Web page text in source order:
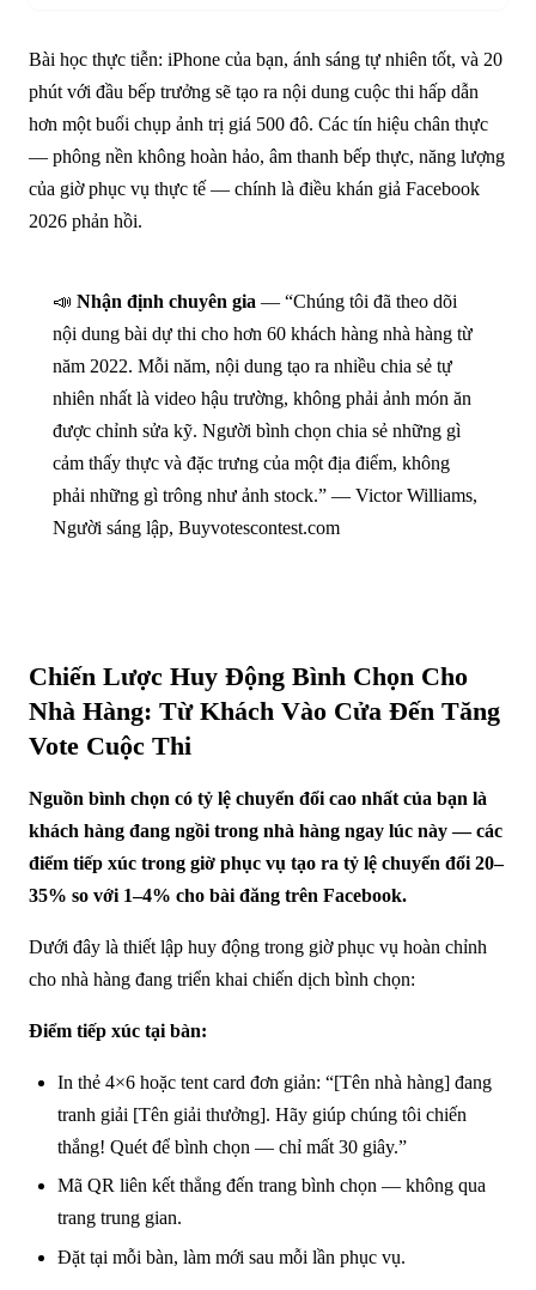
Bài học thực tiễn: iPhone của bạn, ánh sáng tự nhiên tốt, và 20
phút với đầu bếp trưởng sẽ tạo ra nội dung cuộc thi hấp dẫn
hơn một buổi chụp ảnh trị giá 500 đô. Các tín hiệu chân thực
— phông nền không hoàn hảo, âm thanh bếp thực, năng lượng
của giờ phục vụ thực tế — chính là điều khán giả Facebook
2026 phản hồi.
📣 Nhận định chuyên gia — “Chúng tôi đã theo dõi
nội dung bài dự thi cho hơn 60 khách hàng nhà hàng từ
năm 2022. Mỗi năm, nội dung tạo ra nhiều chia sẻ tự
nhiên nhất là video hậu trường, không phải ảnh món ăn
được chỉnh sửa kỹ. Người bình chọn chia sẻ những gì
cảm thấy thực và đặc trưng của một địa điểm, không
phải những gì trông như ảnh stock.” — Victor Williams,
Người sáng lập, Buyvotescontest.com
Chiến Lược Huy Động Bình Chọn Cho
Nhà Hàng: Từ Khách Vào Cửa Đến Tăng
Vote Cuộc Thi
Nguồn bình chọn có tỷ lệ chuyển đổi cao nhất của bạn là
khách hàng đang ngồi trong nhà hàng ngay lúc này — các
điểm tiếp xúc trong giờ phục vụ tạo ra tỷ lệ chuyển đổi 20–
35% so với 1–4% cho bài đăng trên Facebook.
Dưới đây là thiết lập huy động trong giờ phục vụ hoàn chỉnh
cho nhà hàng đang triển khai chiến dịch bình chọn:
Điểm tiếp xúc tại bàn:
In thẻ 4×6 hoặc tent card đơn giản: “[Tên nhà hàng] đang
tranh giải [Tên giải thưởng]. Hãy giúp chúng tôi chiến
thắng! Quét để bình chọn — chỉ mất 30 giây.”
Mã QR liên kết thẳng đến trang bình chọn — không qua
trang trung gian.
Đặt tại mỗi bàn, làm mới sau mỗi lần phục vụ.